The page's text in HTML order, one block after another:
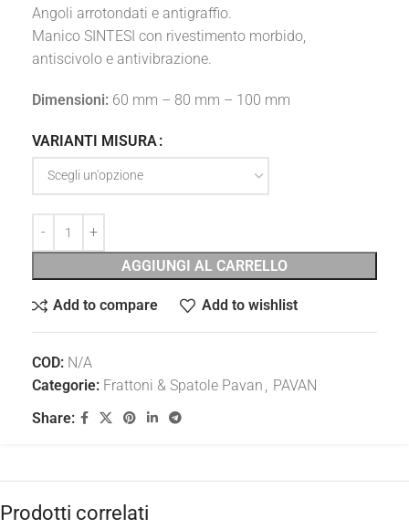
Angoli arrotondati e antigraffio.
Manico SINTESI con rivestimento morbido,
antiscivolo e antivibrazione.
Dimensioni: 60 mm – 80 mm – 100 mm
VARIANTI MISURA
AGGIUNGI AL CARRELLO
Add to compare Add to wishlist
COD: N/A
Categorie: Frattoni & Spatole Pavan
PAVAN
Share:
Prodotti correlati